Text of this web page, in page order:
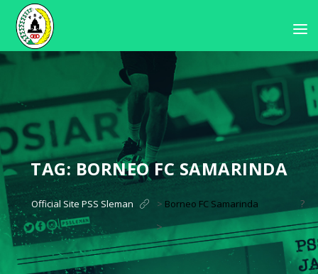
TAG: BORNEO FC SAMARINDA
Official Site PSS Sleman > Borneo FC Samarinda
?
>